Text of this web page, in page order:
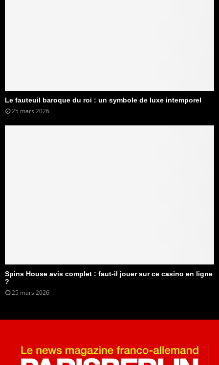
Le fauteuil baroque du roi : un symbole de luxe intemporel
25 mars 2026
Spins House avis complet : faut-il jouer sur ce casino en ligne
?
25 mars 2026